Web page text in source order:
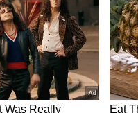
உங்கள்